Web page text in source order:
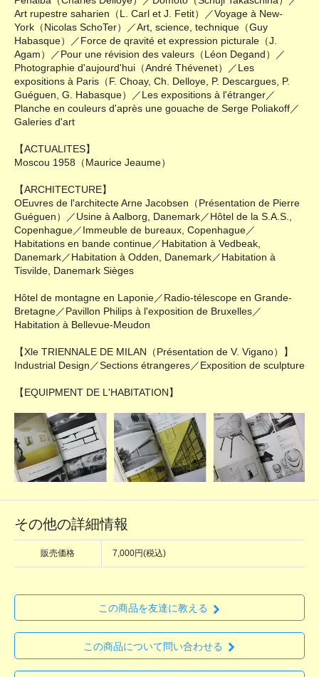
Art rupestre saharien（L. Carl et J. Fetit）／Voyage à New-
York（Nicolas SchoTer）／Art, science, technique（Guy
Habasque）／Force de qravité et expression picturale（J.
Agam）／Pour une révision des valeurs（Léon Degand）／
Photographie d'aujourd'hui（André Thévenet）／Les
expositions à Paris（F. Choay, Ch. Delloye, P. Descargues, P.
Guéguen, G. Habasque）／Les expositions à l'étranger／
Planche en couleurs d'après une gouache de Serge Poliakoff／
Galeries d'art
【ACTUALITES】
Moscou 1958（Maurice Jeaume）
【ARCHITECTURE】
OEuvres de l'architecte Arne Jacobsen（Présentation de Pierre
Guéguen）／Usine à Aalborg, Danemark／Hôtel de la S.A.S.,
Copenhague／Immeuble de bureaux, Copenhague／
Habitations en bande continue／Habitation à Vedbeak,
Danemark／Habitation à Odden, Danemark／Habitation à
Tisvilde, Danemark Sièges
Hôtel de montagne en Laponie／Radio-télescope en Grande-
Bretagne／Pavillon Philips à l'exposition de Bruxelles／
Habitation à Bellevue-Meudon
【Xle TRIENNALE DE MILAN（Présentation de V. Vigano）】
Industrial Design／Sections étrangeres／Exposition de sculpture
【EQUIPMENT DE L'HABITATION】
その他の詳細情報
販売価格 7,000円(税込)
この商品を友達に教える
この商品について問い合わせる